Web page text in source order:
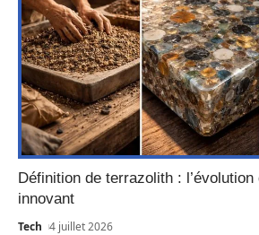
Définition de terrazolith : l’évolution
innovant
Tech 4 juillet 2026